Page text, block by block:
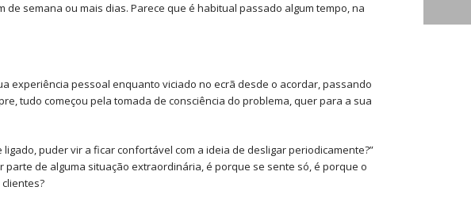
semana ou mais dias. Parece que é habitual passado algum tempo, na
experiência pessoal enquanto viciado no ecrã desde o acordar, passando
tudo começou pela tomada de consciência do problema, quer para a sua
puder vir a ficar confortável com a ideia de desligar periodicamente?”
de alguma situação extraordinária, é porque se sente só, é porque o